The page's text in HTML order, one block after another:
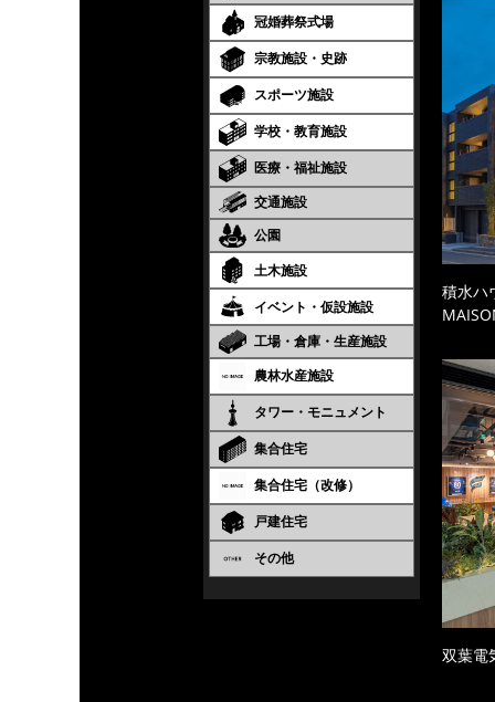
冠婚葬祭式場
宗教施設・史跡
スポーツ施設
学校・教育施設
医療・福祉施設
交通施設
公園
土木施設
イベント・仮設施設
工場・倉庫・生産施設
農林水産施設
タワー・モニュメント
集合住宅
集合住宅（改修）
戸建住宅
その他
積水
双葉電